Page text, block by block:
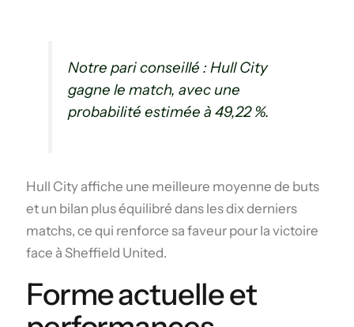
Notre pari conseillé : Hull City
gagne le match, avec une
probabilité estimée à 49,22 %.
Hull City affiche une meilleure moyenne de buts
et un bilan plus équilibré dans les dix derniers
matchs, ce qui renforce sa faveur pour la victoire
face à Sheffield United.
Forme actuelle et